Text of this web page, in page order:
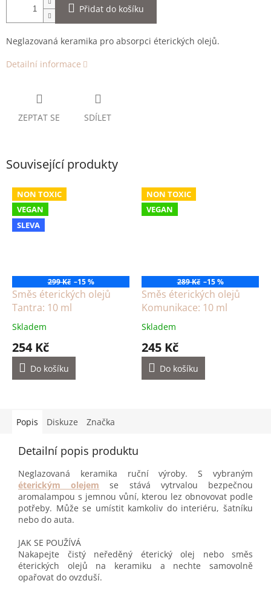
Přidat do košíku
Neglazovaná keramika pro absorpci éterických olejů.
Detailní informace
ZEPTAT SE SDÍLET
Související produkty
NON TOXIC
VEGAN
SLEVA
299 Kč –15 %
Směs éterických olejů
Tantra: 10 ml
Skladem
254 Kč
Do košíku
NON TOXIC
VEGAN
289 Kč –15 %
Směs éterických olejů
Komunikace: 10 ml
Skladem
245 Kč
Do košíku
Popis Diskuze Značka
Detailní popis produktu
Neglazovaná keramika ruční výroby. S vybraným
éterickým olejem se stává vytrvalou bezpečnou
aromalampou s jemnou vůní, kterou lez obnovovat podle
potřeby. Může se umístit kamkoliv do interiéru, šatníku
nebo do auta.
JAK SE POUŽÍVÁ
Nakapejte čistý neředěný éterický olej nebo směs
éterických olejů na keramiku a nechte samovolně
opařovat do ovzduší.